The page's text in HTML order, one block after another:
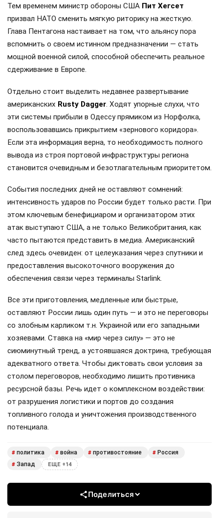
Тем временем министр обороны США Пит Хегсет
призвал НАТО сменить мягкую риторику на жесткую.
Глава Пентагона настаивает на том, что альянсу пора
вспомнить о своем истинном предназначении — стать
мощной военной силой, способной обеспечить реальное
сдерживание в Европе.
Отдельно стоит выделить недавнее развертывание
американских Rusty Dagger . Ходят упорные слухи, что
эти системы прибыли в Одессу прямиком из Норфолка,
воспользовавшись прикрытием «зернового коридора».
Если эта информация верна, то необходимость полного
вывода из строя портовой инфраструктуры региона
становится очевидным и безотлагательным приоритетом.
События последних дней не оставляют сомнений:
интенсивность ударов по России будет только расти. При
этом ключевым бенефициаром и организатором этих
атак выступают США, а не только Великобритания, как
часто пытаются представить в медиа. Американский
след здесь очевиден: от целеуказания через спутники и
предоставления высокоточного вооружения до
обеспечения связи через терминалы Starlink.
Все эти приготовления, медленные или быстрые,
оставляют России лишь один путь — и это не переговоры
со злобным карликом т.н. Украиной или его западными
хозяевами. Ставка на «мир через силу» — это не
сиюминутный тренд, а устоявшаяся доктрина, требующая
адекватного ответа. Чтобы диктовать свои условия за
столом переговоров, необходимо лишить противника
ресурсной базы. Речь идет о комплексном воздействии:
от разрушения логистики и портов до создания
топливного голода и уничтожения производственного
потенциала.
# политика # война # противостояние # Россия
# Запад ЕЩЕ +14
Поделиться